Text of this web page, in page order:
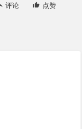
评论 点赞